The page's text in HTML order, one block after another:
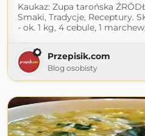
Kaukaz: Zupa tarońska
Smaki, Tradycje, Receptury.
- ok. 1 kg, 4 cebule, 1
Przepisik.com
Blog osobisty